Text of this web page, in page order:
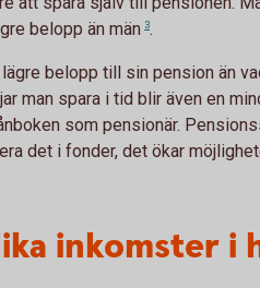
belopp än män 3.
belopp till sin pension än
man spara i tid blir även en
som pensionär.
det i fonder, det ökar
inkomster i